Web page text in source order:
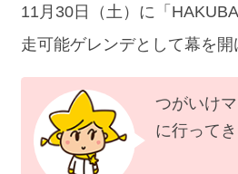
11月30日（土）に「
走可能ゲレンデとして幕を開
つがいけ
に行って